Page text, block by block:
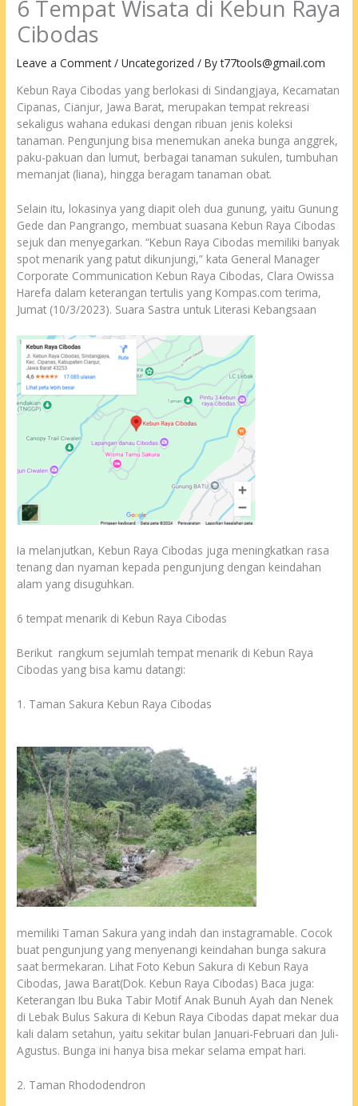
6 Tempat Wisata di Kebun Raya
Cibodas
Leave a Comment /Uncategorized / Byt77tools@gmail.com
Kebun Raya Cibodas yang berlokasi di Sindangjaya, Kecamatan
Cipanas, Cianjur, Jawa Barat, merupakan tempat rekreasi
sekaligus wahana edukasi dengan ribuan jenis koleksi
tanaman. Pengunjung bisa menemukan aneka bunga anggrek,
paku-pakuan dan lumut, berbagai tanaman sukulen, tumbuhan
memanjat (liana), hingga beragam tanaman obat.
Selain itu, lokasinya yang diapit oleh dua gunung, yaitu Gunung
Gede dan Pangrango, membuat suasana Kebun Raya Cibodas
sejuk dan menyegarkan. “Kebun Raya Cibodas memiliki banyak
spot menarik yang patut dikunjungi,” kata General Manager
Corporate Communication Kebun Raya Cibodas, Clara Owissa
Harefa dalam keterangan tertulis yang Kompas.com terima,
Jumat (10/3/2023). Suara Sastra untuk Literasi Kebangsaan
Ia melanjutkan, Kebun Raya Cibodas juga meningkatkan rasa
tenang dan nyaman kepada pengunjung dengan keindahan
alam yang disuguhkan.
6 tempat menarik di Kebun Raya Cibodas
Berikut rangkum sejumlah tempat menarik di Kebun Raya
Cibodas yang bisa kamu datangi:
1. Taman Sakura Kebun Raya Cibodas
memiliki Taman Sakura yang indah dan instagramable. Cocok
buat pengunjung yang menyenangi keindahan bunga sakura
saat bermekaran. Lihat Foto Kebun Sakura di Kebun Raya
Cibodas, Jawa Barat(Dok. Kebun Raya Cibodas) Baca juga:
Keterangan Ibu Buka Tabir Motif Anak Bunuh Ayah dan Nenek
di Lebak Bulus Sakura di Kebun Raya Cibodas dapat mekar dua
kali dalam setahun, yaitu sekitar bulan Januari-Februari dan Juli-
Agustus. Bunga ini hanya bisa mekar selama empat hari.
2. Taman Rhododendron